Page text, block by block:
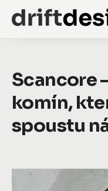
Scancore
komín,
spoustu